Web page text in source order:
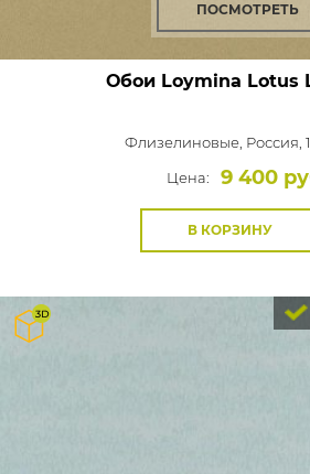
ПОСМОТРЕТЬ
Обои Loymina Lotus
Флизелиновые, Россия,
Цена:
9 400
В КОРЗИНУ